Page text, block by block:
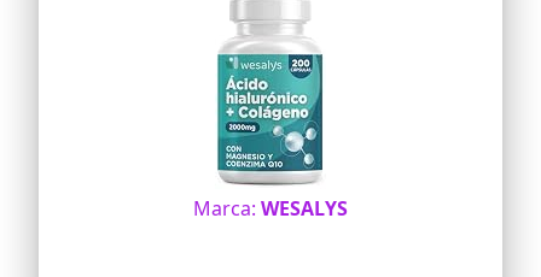
Marca: WESALYS